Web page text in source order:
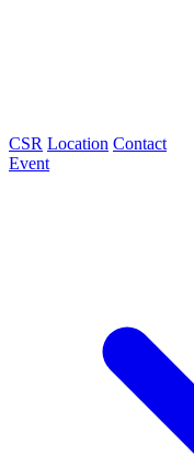
CSR Location Contact
Event